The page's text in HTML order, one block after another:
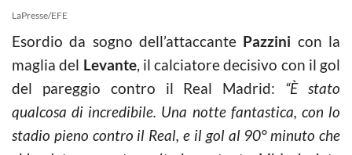
LaPresse/EFE
Esordio da sogno dell’attaccante Pazzini con la
maglia del Levante, il calciatore decisivo con il gol
del pareggio contro il Real Madrid: “È stato
qualcosa di incredibile. Una notte fantastica, con lo
stadio pieno contro il Real, e il gol al 90° minuto che